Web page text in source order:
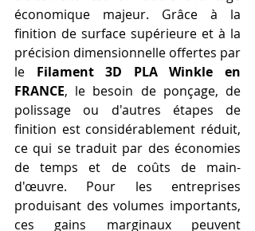
économique majeur. Grâce à la
finition de surface supérieure et à la
précision dimensionnelle offertes par
le Filament 3D PLA Winkle en
FRANCE, le besoin de ponçage, de
polissage ou d'autres étapes de
finition est considérablement réduit,
ce qui se traduit par des économies
de temps et de coûts de main-
d'œuvre. Pour les entreprises
produisant des volumes importants,
ces gains marginaux peuvent